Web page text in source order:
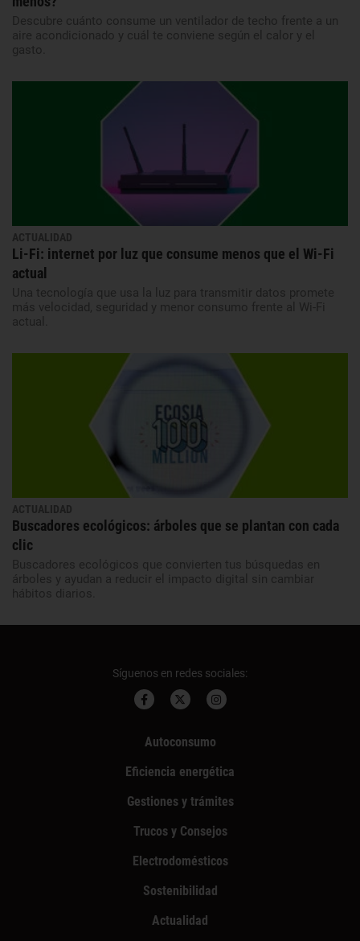
Descubre cuánto consume un ventilador de techo frente a un
aire acondicionado y cuál te conviene según el calor y el
gasto.
ACTUALIDAD
Li-Fi: internet por luz que consume menos que el Wi-Fi
actual
Una tecnología que usa la luz para transmitir datos promete
más velocidad, seguridad y menor consumo frente al Wi-Fi
actual.
ACTUALIDAD
Buscadores ecológicos: árboles que se plantan con cada
clic
Buscadores ecológicos que convierten tus búsquedas en
árboles y ayudan a reducir el impacto digital sin cambiar
hábitos diarios.
Síguenos en redes sociales:
Autoconsumo
Eficiencia energética
Gestiones y trámites
Trucos y Consejos
Electrodomésticos
Sostenibilidad
Actualidad